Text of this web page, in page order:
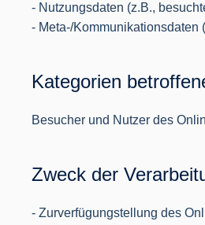
- Nutzungsdaten (z.B.,
- Meta-/Kommunikationsdaten
Kategorien
Besucher und Nutzer des
Zweck der
- Zurverfügungstellung des